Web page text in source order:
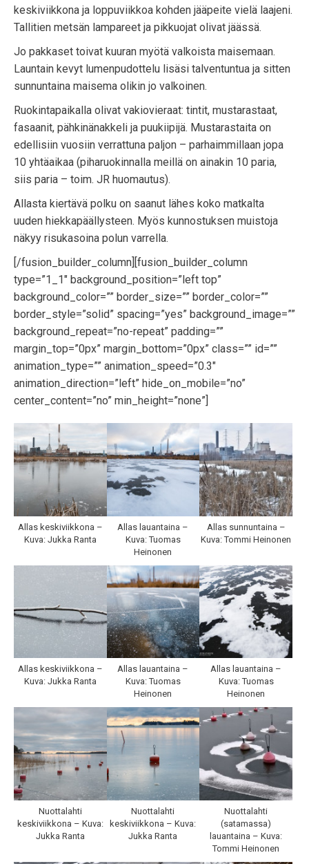
keskiviikkona ja loppuviikkoa kohden jääpeite vielä laajeni.
Tallitien metsän lampareet ja pikkuojat olivat jäässä.
Jo pakkaset toivat kuuran myötä valkoista maisemaan.
Launtain kevyt lumenpudottelu lisäsi talventuntua ja sitten
sunnuntaina maisema olikin jo valkoinen.
Ruokintapaikalla olivat vakiovieraat: tintit, mustarastaat,
fasaanit, pähkinänakkeli ja puukiipijä. Mustarastaita on
edellisiin vuosiin verrattuna paljon – parhaimmillaan jopa
10 yhtäaikaa (piharuokinnalla meillä on ainakin 10 paria,
siis paria – toim. JR huomautus).
Allasta kiertävä polku on saanut lähes koko matkalta
uuden hiekkapäällysteen. Myös kunnostuksen muistoja
näkyy risukasoina polun varrella.
[/fusion_builder_column][fusion_builder_column
type=”1_1″ background_position=”left top”
background_color=”” border_size=”” border_color=””
border_style=”solid” spacing=”yes” background_image=””
background_repeat=”no-repeat” padding=””
margin_top=”0px” margin_bottom=”0px” class=”” id=””
animation_type=”” animation_speed=”0.3″
animation_direction=”left” hide_on_mobile=”no”
center_content=”no” min_height=”none”]
Allas keskiviikkona –
Kuva: Jukka Ranta
Allas lauantaina –
Kuva: Tuomas
Heinonen
Allas sunnuntaina –
Kuva: Tommi Heinonen
Allas keskiviikkona –
Kuva: Jukka Ranta
Allas lauantaina –
Kuva: Tuomas
Heinonen
Allas lauantaina –
Kuva: Tuomas
Heinonen
Nuottalahti
keskiviikkona – Kuva:
Jukka Ranta
Nuottalahti
keskiviikkona – Kuva:
Jukka Ranta
Nuottalahti
(satamassa)
lauantaina – Kuva:
Tommi Heinonen